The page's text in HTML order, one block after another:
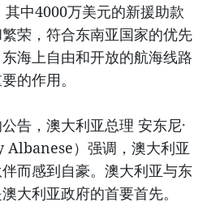
其中4000万美元的新援助款
荣，符合东南亚国家的优先
海上自由和开放的航海线路
的作用。
告，澳大利亚总理 安东尼·
）强调，澳大利亚
而感到自豪。澳大利亚与东
大利亚政府的首要首先。